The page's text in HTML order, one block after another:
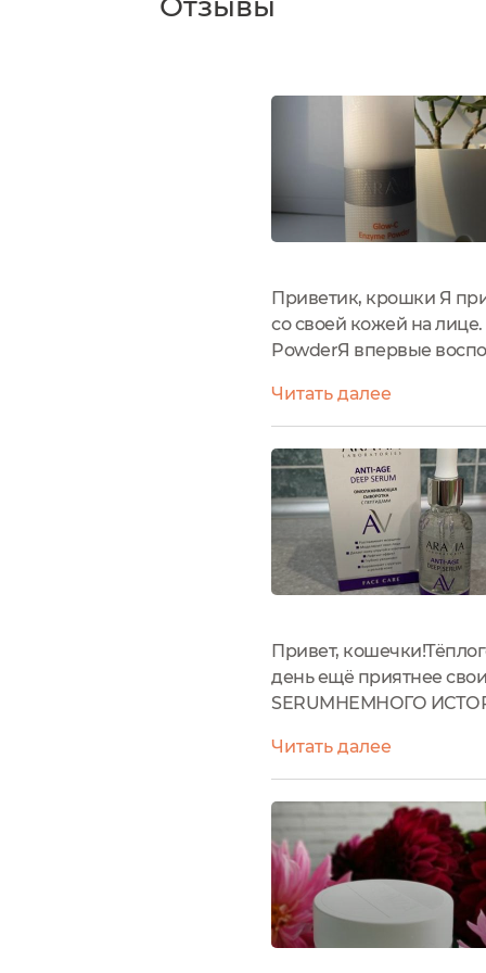
Приветик, крошки Я
со своей кожей на
PowderЯ впервые
купила.Забегу вперёд, я
Читать далее
Привет,
день ещё приятнее
SERUMНЕМНОГО
"Шугаринг от Аравии"
Читать далее